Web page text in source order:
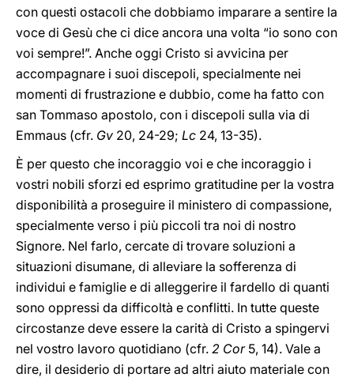
con questi ostacoli che dobbiamo imparare a sentire la
voce di Gesù che ci dice ancora una volta “io sono con
voi sempre!”. Anche oggi Cristo si avvicina per
accompagnare i suoi discepoli, specialmente nei
momenti di frustrazione e dubbio, come ha fatto con
san Tommaso apostolo, con i discepoli sulla via di
Emmaus (cfr. Gv 20, 24-29; Lc 24, 13-35).
È per questo che incoraggio voi e che incoraggio i
vostri nobili sforzi ed esprimo gratitudine per la vostra
disponibilità a proseguire il ministero di compassione,
specialmente verso i più piccoli tra noi di nostro
Signore. Nel farlo, cercate di trovare soluzioni a
situazioni disumane, di alleviare la sofferenza di
individui e famiglie e di alleggerire il fardello di quanti
sono oppressi da difficoltà e conflitti. In tutte queste
circostanze deve essere la carità di Cristo a spingervi
nel vostro lavoro quotidiano (cfr. 2 Cor5, 14). Vale a
dire, il desiderio di portare ad altri aiuto materiale con